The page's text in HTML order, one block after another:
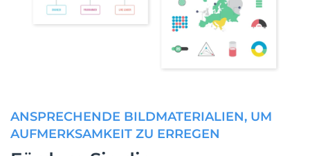
ANSPRECHENDE BILDMATERIALIEN, UM
AUFMERKSAMKEIT ZU ERREGEN